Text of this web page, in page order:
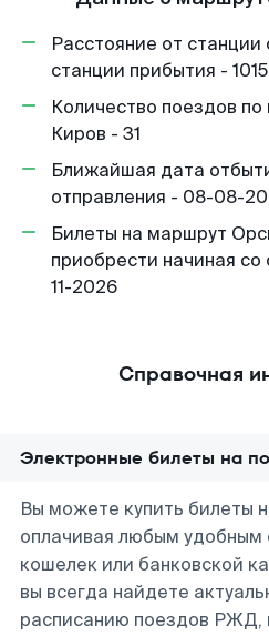
Расстояние от станции
станции прибытия -
Количество поездов
Киров - 31
Ближайшая дата
отправления - 08-08-
Билеты на маршрут
приобрести начиная
11-2026
Справочная
Электронные билеты на
Вы можете купить билеты
оплачивая любым удобным
кошелек или банковской
вы всегда найдете
расписанию поездов РЖД,